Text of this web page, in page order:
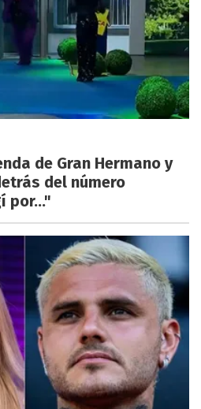
de Gran Hermano y
del número
por..."